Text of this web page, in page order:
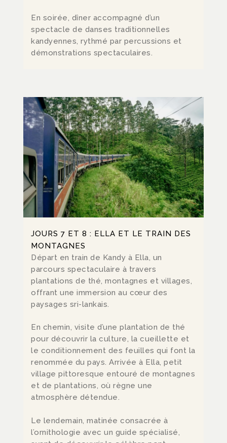
En soirée, dîner accompagné d’un
spectacle de danses traditionnelles
kandyennes, rythmé par percussions et
démonstrations spectaculaires.
JOURS 7 ET 8 : ELLA ET LE TRAIN DES
MONTAGNES
Départ en train de Kandy à Ella, un
parcours spectaculaire à travers
plantations de thé, montagnes et villages,
offrant une immersion au cœur des
paysages sri-lankais.
En chemin, visite d’une plantation de thé
pour découvrir la culture, la cueillette et
le conditionnement des feuilles qui font la
renommée du pays. Arrivée à Ella, petit
village pittoresque entouré de montagnes
et de plantations, où règne une
atmosphère détendue.
Le lendemain, matinée consacrée à
l’ornithologie avec un guide spécialisé,